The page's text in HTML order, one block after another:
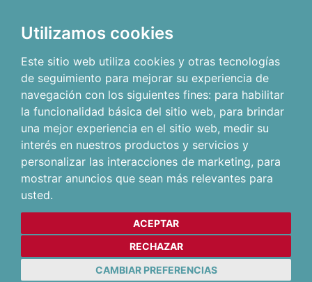
Utilizamos cookies
Este sitio web utiliza cookies y otras tecnologías
de seguimiento para mejorar su experiencia de
navegación con los siguientes fines: para habilitar
la funcionalidad básica del sitio web, para brindar
una mejor experiencia en el sitio web, medir su
interés en nuestros productos y servicios y
personalizar las interacciones de marketing, para
mostrar anuncios que sean más relevantes para
usted.
ACEPTAR
RECHAZAR
CAMBIAR PREFERENCIAS